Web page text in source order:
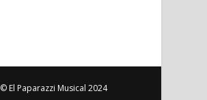
© El Paparazzi Musical 2024